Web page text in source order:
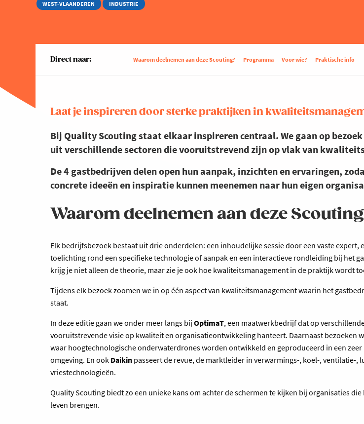
WEST-VLAANDEREN INDUSTRIE
Direct naar: Waarom deelnemen aan deze Scouting? Programma Voor wie? Praktische info
Laat je inspireren door sterke praktijken in
Bij Quality Scouting staat elkaar inspireren centraal. We gaan op
uit verschillende sectoren die vooruitstrevend zijn op vlak van
De 4 gastbedrijven delen open hun aanpak, inzichten en ervaringen,
concrete ideeën en inspiratie kunnen meenemen naar hun eigen
Waarom deelnemen aan deze
Elk bedrijfsbezoek bestaat uit drie onderdelen: een inhoudelijke sessie door een vaste expert,
toelichting rond een specifieke technologie of aanpak en een interactieve rondleiding bij het
krijg je niet alleen de theorie, maar zie je ook hoe kwaliteitsmanagement in de praktijk wordt
Tijdens elk bezoek zoomen we in op één aspect van kwaliteitsmanagement waarin het
staat.
In deze editie gaan we onder meer langs bij OptimaT, een maatwerkbedrijf dat op
vooruitstrevende visie op kwaliteit en organisatieontwikkeling hanteert. Daarnaast bezoeken
waar hoogtechnologische onderwaterdrones worden ontwikkeld en geproduceerd in een
omgeving. En ook Daikin passeert de revue, de marktleider in verwarmings-, koel-, ventilatie-,
vriestechnologieën.
Quality Scouting biedt zo een unieke kans om achter de schermen te kijken bij organisaties
leven brengen.